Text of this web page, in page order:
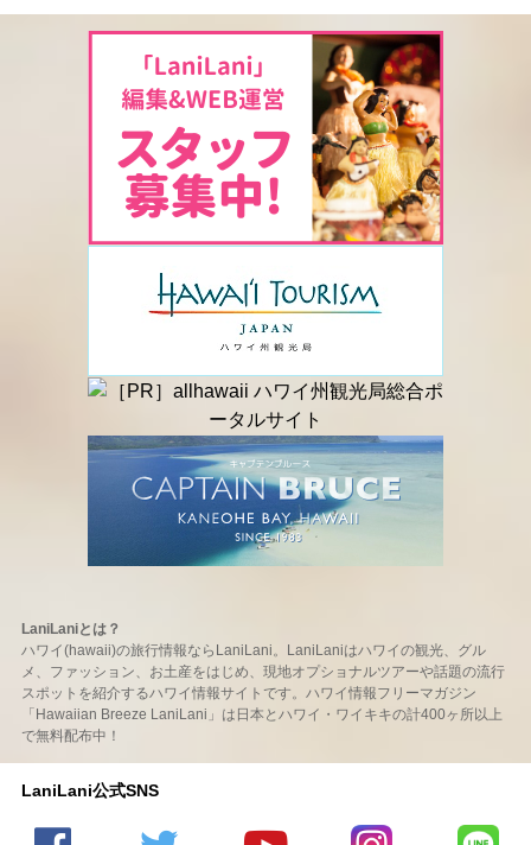
LaniLaniとは？
ハワイ(hawaii)の旅行情報ならLaniLani。LaniLaniはハワイの観光、グル
メ、ファッション、お土産をはじめ、現地オプショナルツアーや話題の流行
スポットを紹介するハワイ情報サイトです。ハワイ情報フリーマガジン
「Hawaiian Breeze LaniLani」は日本とハワイ・ワイキキの計400ヶ所以上
で無料配布中！
LaniLani公式SNS